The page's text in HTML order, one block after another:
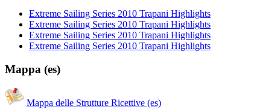
Extreme Sailing Series 2010 Trapani Highlights
Extreme Sailing Series 2010 Trapani Highlights
Extreme Sailing Series 2010 Trapani Highlights
Extreme Sailing Series 2010 Trapani Highlights
Mappa (es)
Mappa delle Strutture Ricettive (es)